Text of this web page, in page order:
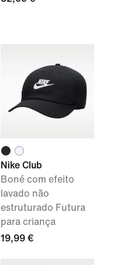
Nike Club
Boné com efeito
lavado não
estruturado Futura
para criança
19,99 €